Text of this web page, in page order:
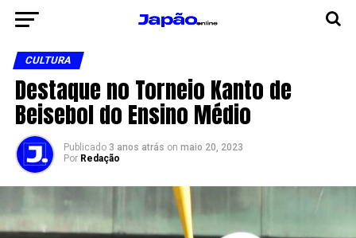
CULTURA
Destaque no Torneio Kanto de
Beisebol do Ensino Médio
Publicado 3 anos atrás on maio 20, 2023
Por Redação